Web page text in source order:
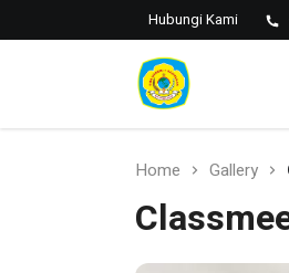
Hubungi Kami
SMAN 1
Bantaran
SMAN 1
BANTARAN
Home Gallery